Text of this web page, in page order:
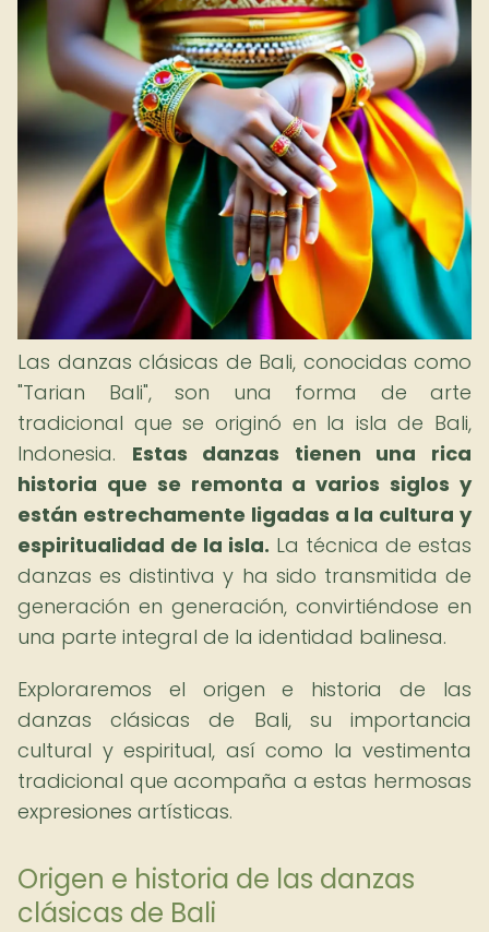
Las danzas clásicas de Bali, conocidas como
"Tarian Bali", son una forma de arte
tradicional que se originó en la isla de Bali,
Indonesia. Estas danzas tienen una rica
historia que se remonta a varios siglos y
están estrechamente ligadas a la cultura y
espiritualidad de la isla. La técnica de estas
danzas es distintiva y ha sido transmitida de
generación en generación, convirtiéndose en
una parte integral de la identidad balinesa.
Exploraremos el origen e historia de las
danzas clásicas de Bali, su importancia
cultural y espiritual, así como la vestimenta
tradicional que acompaña a estas hermosas
expresiones artísticas.
Origen e historia de las danzas
clásicas de Bali